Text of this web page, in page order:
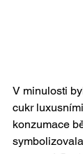
V minulosti
cukr
konzumace